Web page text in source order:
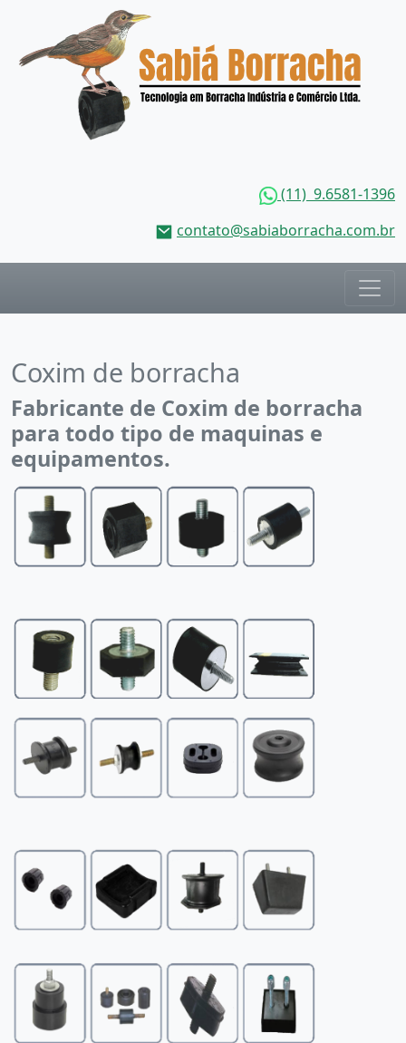
(11) 9.6581-1396
contato@sabiaborracha.com.br
Coxim de borracha
Fabricante de Coxim de borracha
para todo tipo de maquinas e
equipamentos.